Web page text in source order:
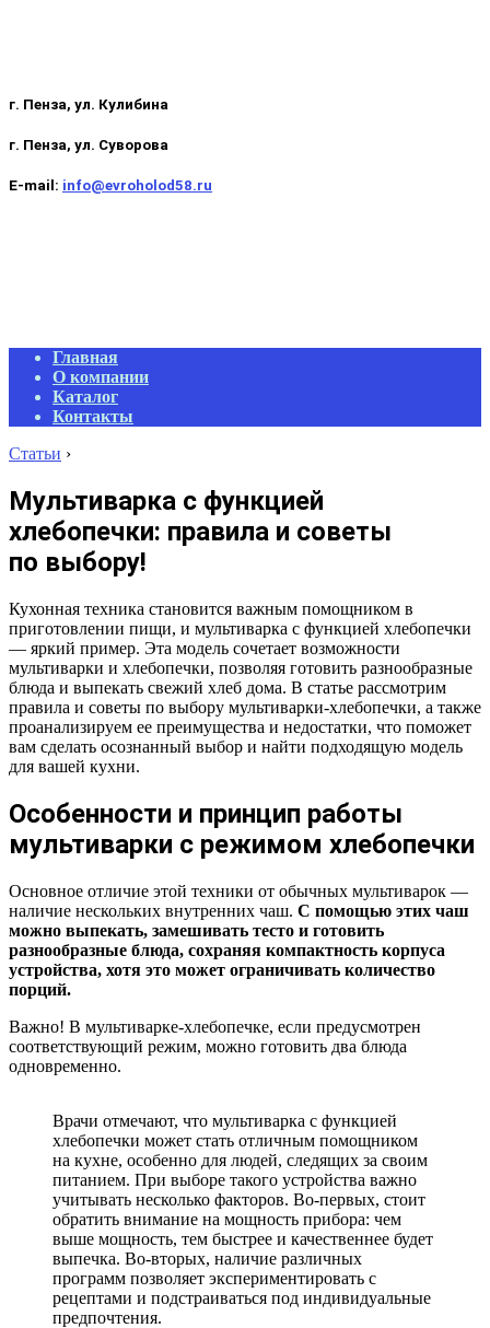
г. Пенза, ул. Кулибина
г. Пенза, ул. Суворова
E-mail: info@evroholod58.ru
Primary
Navigation
Menu
Главная
О компании
Каталог
Контакты
Статьи ›
Мультиварка с функцией
хлебопечки: правила и советы
по выбору!
Кухонная техника становится важным помощником в
приготовлении пищи, и мультиварка с функцией хлебопечки
— яркий пример. Эта модель сочетает возможности
мультиварки и хлебопечки, позволяя готовить разнообразные
блюда и выпекать свежий хлеб дома. В статье рассмотрим
правила и советы по выбору мультиварки-хлебопечки, а также
проанализируем ее преимущества и недостатки, что поможет
вам сделать осознанный выбор и найти подходящую модель
для вашей кухни.
Особенности и принцип работы
мультиварки с режимом хлебопечки
Основное отличие этой техники от обычных мультиварок —
наличие нескольких внутренних чаш. С помощью этих чаш
можно выпекать, замешивать тесто и готовить
разнообразные блюда, сохраняя компактность корпуса
устройства, хотя это может ограничивать количество
порций.
Важно! В мультиварке-хлебопечке, если предусмотрен
соответствующий режим, можно готовить два блюда
одновременно.
Врачи отмечают, что мультиварка с функцией
хлебопечки может стать отличным помощником
на кухне, особенно для людей, следящих за своим
питанием. При выборе такого устройства важно
учитывать несколько факторов. Во-первых, стоит
обратить внимание на мощность прибора: чем
выше мощность, тем быстрее и качественнее будет
выпечка. Во-вторых, наличие различных
программ позволяет экспериментировать с
рецептами и подстраиваться под индивидуальные
предпочтения.